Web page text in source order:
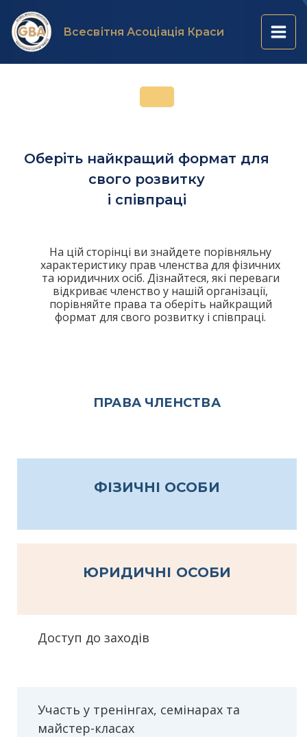
Перейти
до
вмісту
Всесвітня Асоціація Краси
Main
Оберіть найкращий формат для
свого розвитку
і співпраці
На цій сторінці ви знайдете порівняльну
характеристику прав членства для фізичних
та юридичних осіб. Дізнайтеся, які переваги
відкриває членство у нашій організації,
порівняйте права та оберіть найкращий
формат для свого розвитку і співпраці.
ПРАВА ЧЛЕНСТВА
ФІЗИЧНІ ОСОБИ
ЮРИДИЧНІ ОСОБИ
Доступ до заходів
Участь у тренінгах, семінарах та
майстер-класах